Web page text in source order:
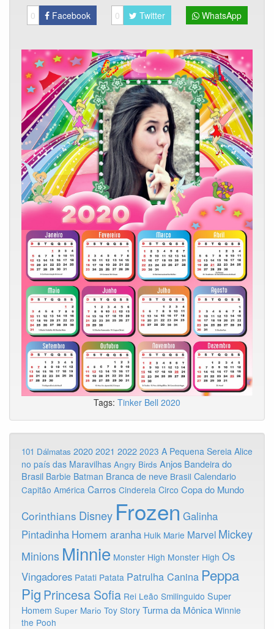
0 Facebook 0 Twitter WhatsApp
Tags: Tinker Bell 2020
101 Dálmatas 2020 2021 2022 2023 A Pequena Sereia Alice
no país das Maravilhas Angry Birds Anjos Bandeira do
Brasil Barbie Batman Branca de neve Brasil Calendario
Capitão América Carros Cinderela Circo Copa do Mundo
Corinthians Disney Frozen Galinha
Pintadinha Homem aranha Hulk Marie Marvel Mickey
Minions Minnie Monster High Monster High Os
Vingadores Patati Patata Patrulha Canina Peppa
Pig Princesa Sofia Rei Leão Smilinguido Super
Homem Super Mario Toy Story Turma da Mônica Winnie
the Pooh